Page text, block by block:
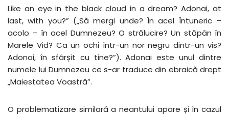
Like an eye in the black cloud in a dream? Adonai, at
last, with you?” („Să mergi unde? În acel Întuneric –
acolo – în acel Dumnezeu? O strălucire? Un stăpân în
Marele Vid? Ca un ochi într-un nor negru dintr-un vis?
Adonoi, în sfârșit cu tine?”).Adonai este unul dintre
numele lui Dumnezeu ce s-ar traduce din ebraică drept
„Maiestatea Voastră”.
O problematizare similară a neantului apare și în cazul